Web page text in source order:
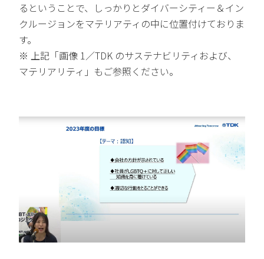
るということで、しっかりとダイバーシティー＆イン
クルージョンをマテリアティの中に位置付けておりま
す。
※ 上記「画像 1／TDK のサステナビリティおよび、
マテリアリティ」もご参照ください。